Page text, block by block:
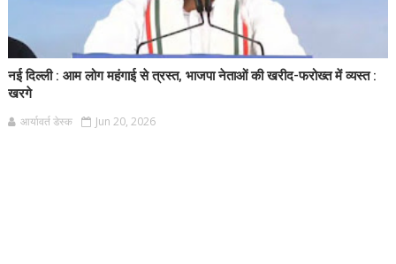
नई दिल्ली : आम लोग महंगाई से त्रस्त, भाजपा नेताओं की खरीद-फरोख्त में व्यस्त :
खरगे
आर्यावर्त डेस्क Jun 20, 2026